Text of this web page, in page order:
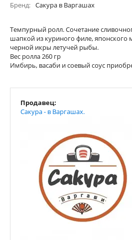
Бренд Сакура в Варгашах
Темпурный ролл. Сочетание
шапкой из куриного филе, японского
черной икры летучей рыбы.
Вес ролла 260 гр
Имбирь, васаби и соевый соус
Продавец:
Сакура - в Варгашах.